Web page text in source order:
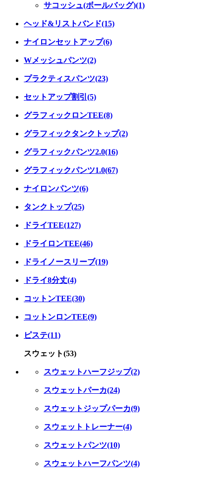
サコッシュ(ボールバッグ)(1)
ヘッド&リストバンド(15)
ナイロンセットアップ(6)
Wメッシュパンツ(2)
プラクティスパンツ(23)
セットアップ割引(5)
グラフィックロンTEE(8)
グラフィックタンクトップ(2)
グラフィックパンツ2.0(16)
グラフィックパンツ1.0(67)
ナイロンパンツ(6)
タンクトップ(25)
ドライTEE(127)
ドライロンTEE(46)
ドライノースリーブ(19)
ドライ8分丈(4)
コットンTEE(30)
コットンロンTEE(9)
ピステ(11)
スウェット(53)
スウェットハーフジップ(2)
スウェットパーカ(24)
スウェットジップパーカ(9)
スウェットトレーナー(4)
スウェットパンツ(10)
スウェットハーフパンツ(4)